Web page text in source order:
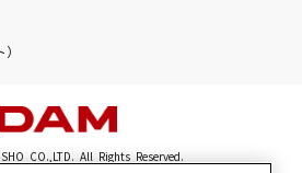
CO.,LTD. All Rights Reserved.